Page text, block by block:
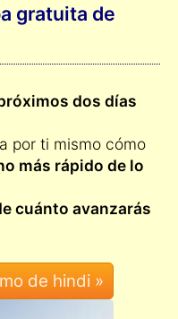
gratuita de
dos días
por ti mismo cómo
más rápido de lo
cuánto avanzarás